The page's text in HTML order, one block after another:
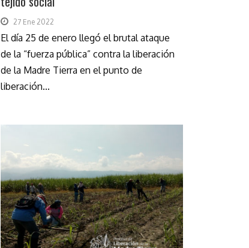
27 Ene 2022
El día 25 de enero llegó el brutal ataque
de la “fuerza pública” contra la liberación
de la Madre Tierra en el punto de
liberación...